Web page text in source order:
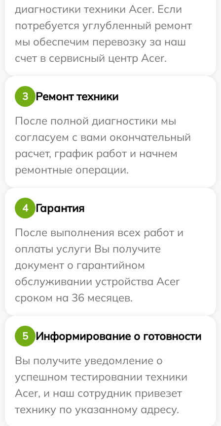
диагностики техники Acer. Если
потребуется углубленный ремонт
мы обеспечим перевозку за наш
счет в сервисный центр Acer.
3
Ремонт техники
После полной диагностики мы
согласуем с вами окончательный
расчет, график работ и начнем
ремонтные операции.
4
Гарантия
После выполнения всех работ и
оплаты услуги Вы получите
документ о гарантийном
обслуживании устройства Acer
сроком на 36 месяцев.
5
Информирование о готовности
Вы получите уведомление о
успешном тестировании техники
Acer, и наш сотрудник привезет
технику по указанному адресу.